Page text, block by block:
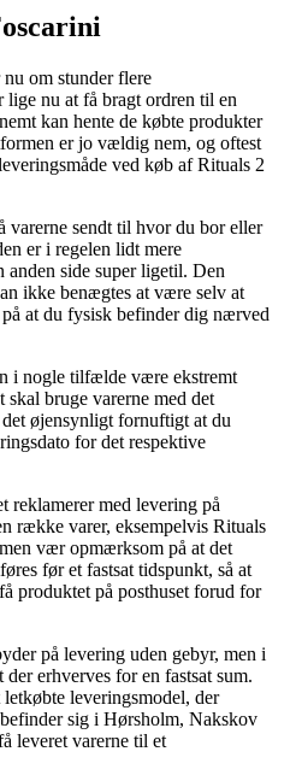
om stunder flere
nu at få bragt ordren til en
kan hente de købte produkter
er jo vældig nem, og oftest
ved køb af Rituals 2
sendt til hvor du bor eller
er i regelen lidt mere
anden side super ligetil. Den
ikke benægtes at være selv at
at du fysisk befinder dig nærved
i nogle tilfælde være ekstremt
bruge varerne med det
øjensynligt fornuftigt at du
for det respektive
reklamerer med levering på
række varer, eksempelvis Rituals
vær opmærksom på at det
før et fastsat tidspunkt, så at
produktet på posthuset forud for
på levering uden gebyr, men i
erhverves for en fastsat sum.
leveringsmodel, der
sig i Hørsholm, Nakskov
leveret varerne til et